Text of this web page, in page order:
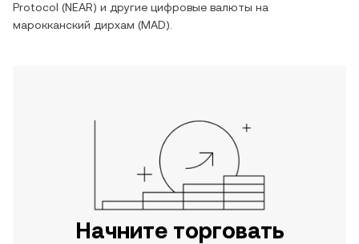
Protocol (NEAR) и другие цифровые валюты на
марокканский дирхам (MAD).
Начните торговать